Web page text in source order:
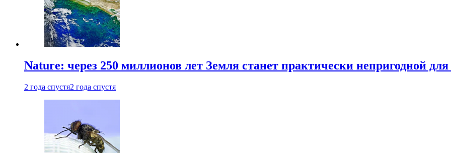
Nature: через 250 миллионов лет Земля станет практически непригодной
2 года спустя2 года спустя